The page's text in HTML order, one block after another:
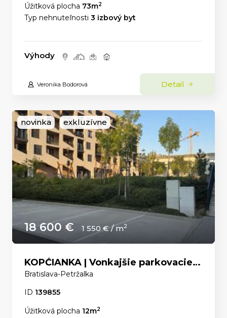
Úžitková plocha 73m2
Typ nehnuteľnosti 3 izbový byt
Výhody
Veronika Bodorová Detail
novinka exkluzívne
18 600 € 1 550 € / m2
KOPČIANKA | Vonkajšie parkovacie státie
Bratislava-Petržalka
ID 139855
Úžitková plocha 12m2